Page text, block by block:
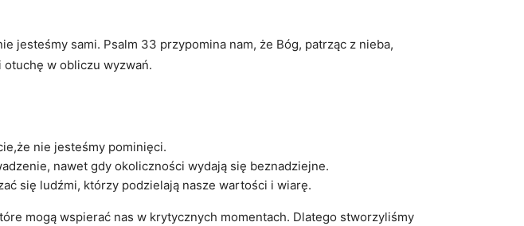
jesteśmy sami. Psalm 33 przypomina nam, że Bóg, patrząc z nieba,
otuchę w obliczu wyzwań.
nie jesteśmy pominięci.
nawet gdy okoliczności wydają się beznadziejne.
się ludźmi, którzy podzielają nasze wartości i wiarę.
mogą wspierać nas w krytycznych momentach. Dlatego stworzyliśmy